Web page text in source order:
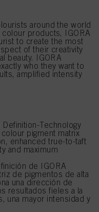
around the world
products, IGORA
to create the most
of their creativity
beauty. IGORA
who they want to
amplified intensity
Definition-Technology
pigment matrix
enhanced true-to-taft
and maximum
de IGORA
de pigmentos de alta
una dirección de
resultados fieles a la
una mayor intensidad y